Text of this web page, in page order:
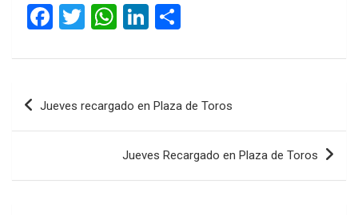
F
ce
o
T
tt
W
at
A
p
p
Li
ke
n
m
ar
Navegación
de
Jueves recargado en Plaza de Toros
Jueves Recargado en Plaza de Toros